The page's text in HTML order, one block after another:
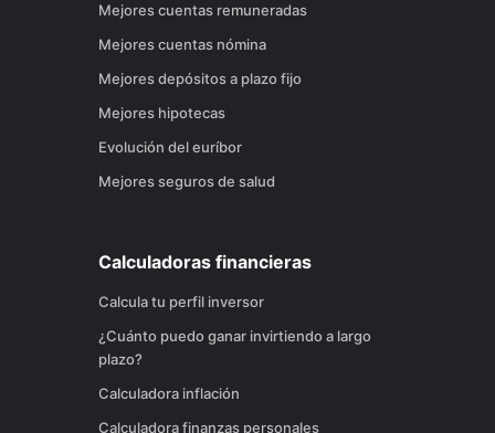
Mejores cuentas remuneradas
Mejores cuentas nómina
Mejores depósitos a plazo fijo
Mejores hipotecas
Evolución del euríbor
Mejores seguros de salud
Calculadoras financieras
Calcula tu perfil inversor
¿Cuánto puedo ganar invirtiendo a largo
plazo?
Calculadora inflación
Calculadora finanzas personales